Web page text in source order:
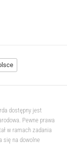
dostępny jest
Pewne prawa
w ramach zadania
się na dowolne